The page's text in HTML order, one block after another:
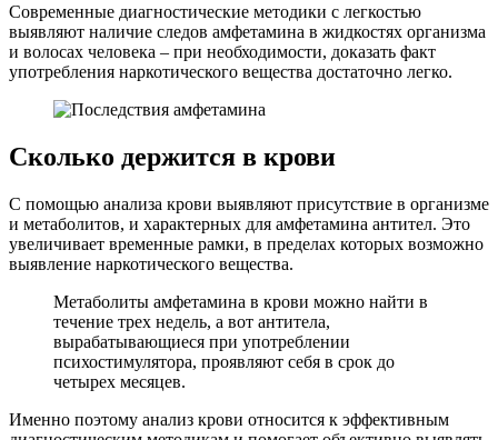
Современные диагностические методики с легкостью
выявляют наличие следов амфетамина в жидкостях организма
и волосах человека – при необходимости, доказать факт
употребления наркотического вещества достаточно легко.
Сколько держится в крови
С помощью анализа крови выявляют присутствие в организме
и метаболитов, и характерных для амфетамина антител. Это
увеличивает временные рамки, в пределах которых возможно
выявление наркотического вещества.
Метаболиты амфетамина в крови можно найти в
течение трех недель, а вот антитела,
вырабатывающиеся при употреблении
психостимулятора, проявляют себя в срок до
четырех месяцев.
Именно поэтому анализ крови относится к эффективным